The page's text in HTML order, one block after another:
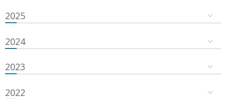
2025
2024
2023
2022